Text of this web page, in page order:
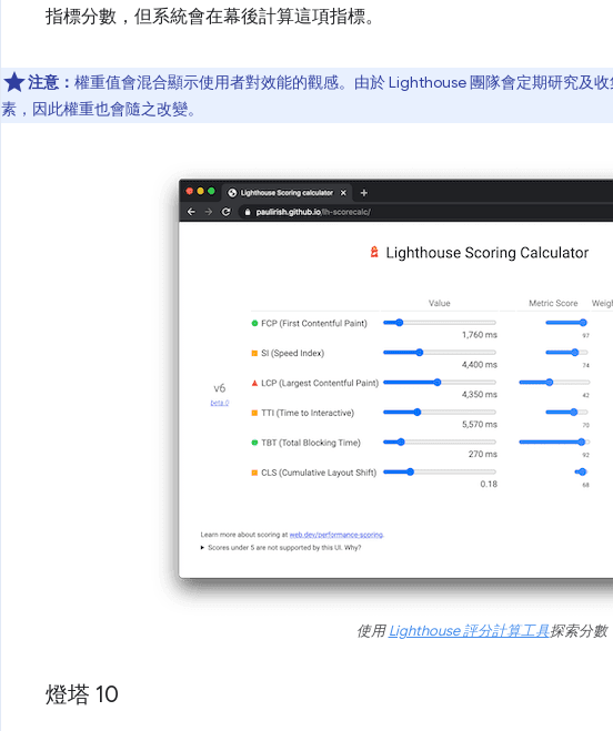
指標分數，但系統會在幕後計算這項指標。
注意： 權重值會混合顯示使用者對效能的觀感。由於 Lighthouse 團隊會定期研究及
素，因此權重也會隨之改變。
使用Lighthouse 評分計算工具探索分數
燈塔 10